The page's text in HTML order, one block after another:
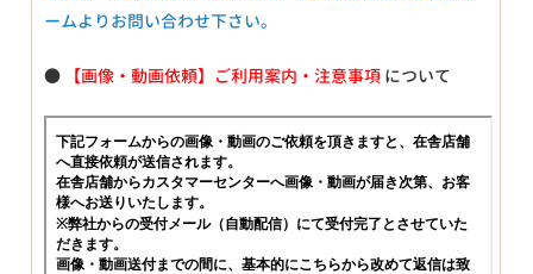
ームよりお問い合わせ下さい。
● 【画像・動画依頼】ご利用案内・注意事項 について